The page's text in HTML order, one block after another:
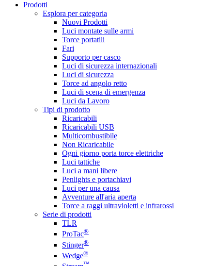
Prodotti
Esplora per categoria
Nuovi Prodotti
Luci montate sulle armi
Torce portatili
Fari
Supporto per casco
Luci di sicurezza internazionali
Luci di sicurezza
Torce ad angolo retto
Luci di scena di emergenza
Luci da Lavoro
Tipi di prodotto
Ricaricabili
Ricaricabili USB
Multicombustibile
Non Ricaricabile
Ogni giorno porta torce elettriche
Luci tattiche
Luci a mani libere
Penlights e portachiavi
Luci per una causa
Avventure all'aria aperta
Torce a raggi ultravioletti e infrarossi
Serie di prodotti
TLR
ProTac®
Stinger®
Wedge®
™